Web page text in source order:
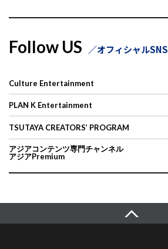
Follow US オフィシャルSNS
Culture Entertainment
PLAN K Entertainment
TSUTAYA CREATORS’ PROGRAM
アジアコンテンツ専門チャンネル
アジアPremium